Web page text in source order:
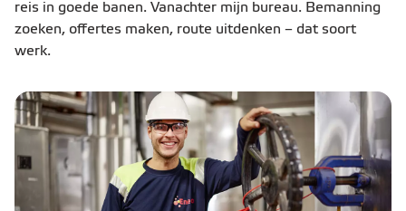
reis in goede banen. Vanachter mijn bureau. Bemanning
zoeken, offertes maken, route uitdenken – dat soort
werk.